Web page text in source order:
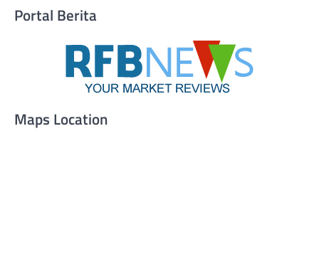
Portal Berita
Maps Location